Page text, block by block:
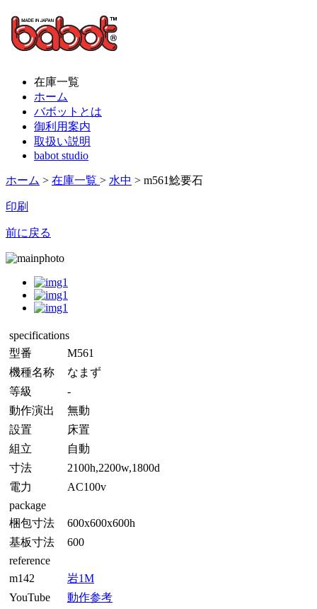
在庫一覧
ホーム
バボットとは
御利用案内
取扱い説明
babot studio
ホーム > 在庫一覧 > 水中 > m561鯰要石
印刷
前に戻る
specifications
型番
M561
機種名称
なまず
等級
-
動作演出
無動
設置
床置
組立
自動
寸法
2100h,2200w,1800d
電力
AC100v
package
梱包寸法
600x600x600h
基板寸法
600
reference
m142
岩1M
YouTube
動作参考